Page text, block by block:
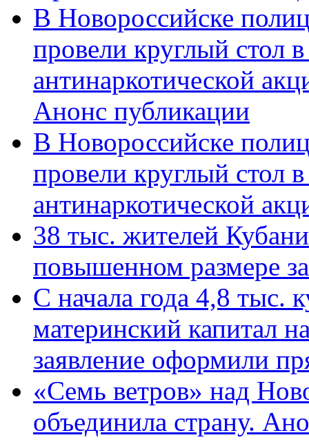
В Новороссийске
провели круглый стол
антинаркотической
Анонс публикации
В Новороссийске
провели круглый стол
антинаркотической
38 тыс. жителей
повышенном размере
С начала года 4,8 тыс.
материнский капитал
заявление оформили
«Семь ветров» над
объединила страну.